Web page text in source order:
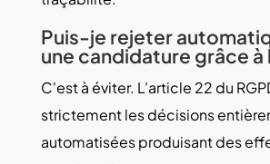
Puis-je rejeter
une candidature grâce à
C'est à éviter. L'article 22 du
strictement les décisions
automatisées produisant des